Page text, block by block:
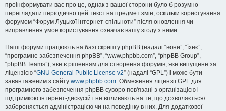
проінформувати вас про це, однак з вашої сторони було б розумно
переглядати періодично цей текст на предмет змін, оскільки користування
форумом “Форум Луцької інтернет-спільноти” після оновлення чи
виправлення умов користування означає вашу згоду з ними.
Наші форуми працюють на базі скрипту phpBB (надалі “вони”, “їхнє”,
“програмне забезпечення phpBB”, “www.phpbb.com”, “phpBB Group”,
“phpBB Teams”), яке є рішенням для створення форумів, яке випущене за
ліцензією “GNU General Public License v2” (надалі “GPL”) і може бути
завантаженим з сайту www.phpbb.com. Обмеження ліцензії GPL для
програмного забезпечення phpBB суворо пов'язані з організацією і
підтримкою інтернет-дискусій і не впливають на те, що дозволяється/
забороняється адміністрацією чи на поведінку в них. Для додаткової